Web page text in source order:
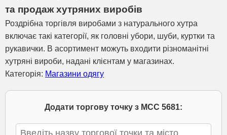
та продаж хутряних виробів
Роздрібна торгівля виробами з натурального хутра
включає такі категорії, як головні убори, шуби, куртки та
рукавички. В асортимент можуть входити різноманітні
хутряні вироби, надані клієнтам у магазинах.
Категорія: Магазини одягу
Додати торгову точку з МСС 5681: